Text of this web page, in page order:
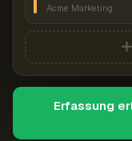
Acme Marketing
Erfassung